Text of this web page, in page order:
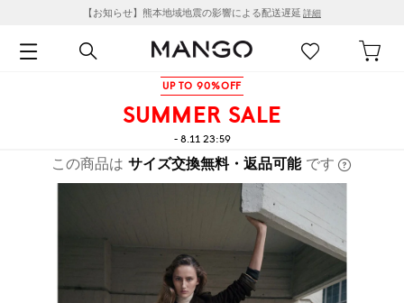
【お知らせ】熊本地域地震の影響による配送遅延 詳細
UP TO 90%OFF
SUMMER SALE
- 8.11 23:59
この商品は サイズ交換無料・返品可能 です